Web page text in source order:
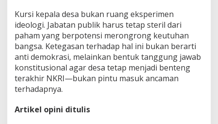
Kursi kepala desa bukan ruang eksperimen
ideologi. Jabatan publik harus tetap steril dari
paham yang berpotensi merongrong keutuhan
bangsa. Ketegasan terhadap hal ini bukan berarti
anti demokrasi, melainkan bentuk tanggung jawab
konstitusional agar desa tetap menjadi benteng
terakhir NKRI—bukan pintu masuk ancaman
terhadapnya.
Artikel opini ditulis